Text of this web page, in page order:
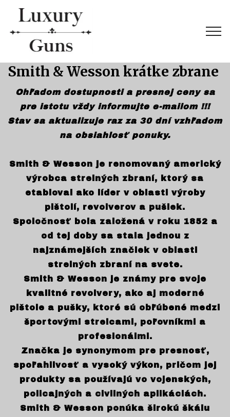
Smith & Wesson krátke zbrane
Ohľadom dostupnosti a presnej ceny sa
pre istotu vždy informujte e-mailom !!!
Stav sa aktualizuje raz za 30 dní vzhľadom
na obsiahlosť ponuky.
Smith & Wesson je renomovaný americký
výrobca strelných zbraní, ktorý sa
etabloval ako líder v oblasti výroby
pištolí, revolverov a pušiek.
Spoločnosť bola založená v roku 1852 a
od tej doby sa stala jednou z
najznámejších značiek v oblasti
strelných zbraní na svete.
Smith & Wesson je známy pre svoje
kvalitné revolvery, ako aj moderné
pištole a pušky, ktoré sú obľúbené medzi
športovými strelcami, poľovníkmi a
profesionálmi.
Značka je synonymom pre presnosť,
spoľahlivosť a vysoký výkon, pričom jej
produkty sa používajú vo vojenských,
policajných a civilných aplikáciách.
Smith & Wesson ponúka širokú škálu